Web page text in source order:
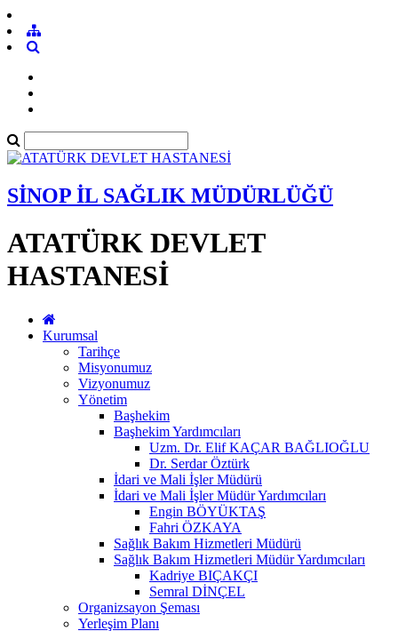
SİNOP İL SAĞLIK MÜDÜRLÜĞÜ
ATATÜRK DEVLET
HASTANESİ
Kurumsal
Tarihçe
Misyonumuz
Vizyonumuz
Yönetim
Başhekim
Başhekim Yardımcıları
Uzm. Dr. Elif KAÇAR BAĞLIOĞLU
Dr. Serdar Öztürk
İdari ve Mali İşler Müdürü
İdari ve Mali İşler Müdür Yardımcıları
Engin BÖYÜKTAŞ
Fahri ÖZKAYA
Sağlık Bakım Hizmetleri Müdürü
Sağlık Bakım Hizmetleri Müdür Yardımcıları
Kadriye BIÇAKÇI
Semral DİNÇEL
Organizsayon Şeması
Yerleşim Planı